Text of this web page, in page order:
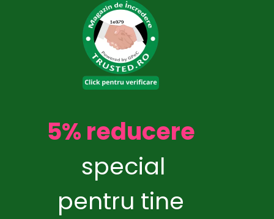
5% reducere
special
pentru tine